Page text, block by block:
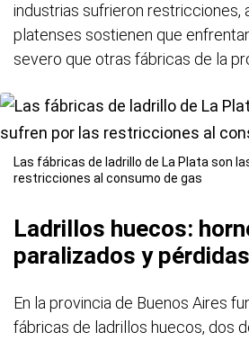
industrias sufrieron restricciones,
platenses sostienen que
severo que otras fábricas de la
Las fábricas de ladrillo de La Plata son
restricciones al consumo de gas
Ladrillos huecos:
paralizados y
En la provincia de Buenos Aires
fábricas de ladrillos huecos, dos